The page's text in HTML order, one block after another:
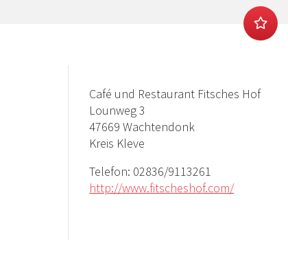
Café und Restaurant Fitsches Hof
Lounweg 3
47669 Wachtendonk
Kreis Kleve
Telefon: 02836/9113261
http://www.fitscheshof.com/